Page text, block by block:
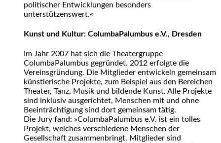
politischer Entwicklungen besonders
unterstützenswert.«
Kunst und Kultur: ColumbaPalumbus e.V., Dresden
Im Jahr 2007 hat sich die Theatergruppe
ColumbaPalumbus gegründet. 2012 erfolgte die
Vereinsgründung. Die Mitglieder entwickeln gemeinsam
künstlerische Projekte, zum Beispiel aus den Bereichen
Theater, Tanz, Musik und bildende Kunst. Alle Projekte
sind inklusiv ausgerichtet, Menschen mit und ohne
Beeinträchtigung sind dort gemeinsam tätig.
Die Jury fand: »ColumbaPalumbus e.V. ist ein tolles
Projekt, welches verschiedene Menschen der
Gesellschaft zusammenbringt. Mitglieder sind